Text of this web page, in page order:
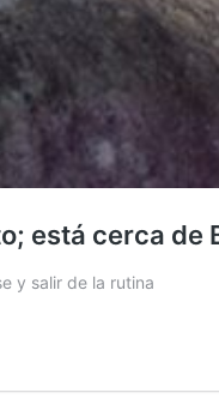
está cerca de
y salir de la rutina